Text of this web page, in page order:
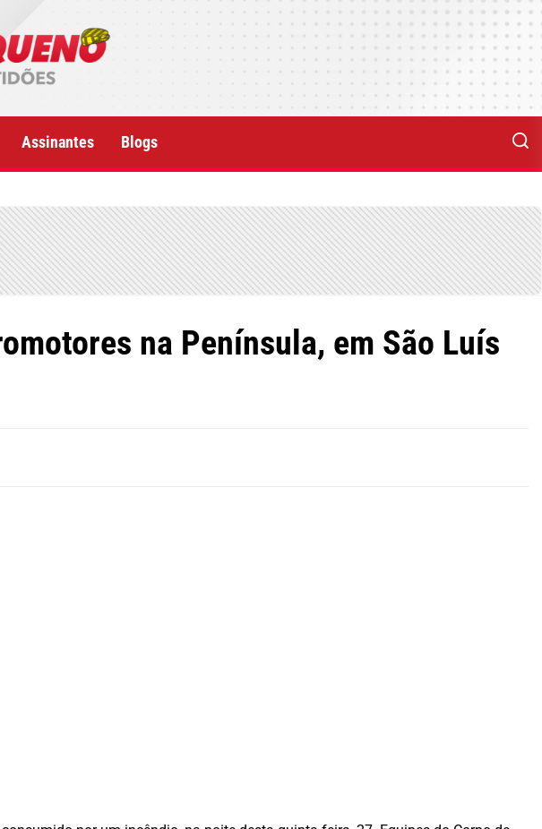
Assinantes Blogs
na Península, em São Luís